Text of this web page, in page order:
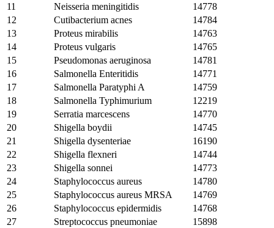
11
Neisseria meningitidis
14778
12
Cutibacterium acnes
14784
13
Proteus mirabilis
14763
14
Proteus vulgaris
14765
15
Pseudomonas aeruginosa
14781
16
Salmonella Enteritidis
14771
17
Salmonella Paratyphi A
14759
18
Salmonella Typhimurium
12219
19
Serratia marcescens
14770
20
Shigella boydii
14745
21
Shigella dysenteriae
16190
22
Shigella flexneri
14744
23
Shigella sonnei
14773
24
Staphylococcus aureus
14780
25
Staphylococcus aureus MRSA
14769
26
Staphylococcus epidermidis
14768
27
Streptococcus pneumoniae
15898